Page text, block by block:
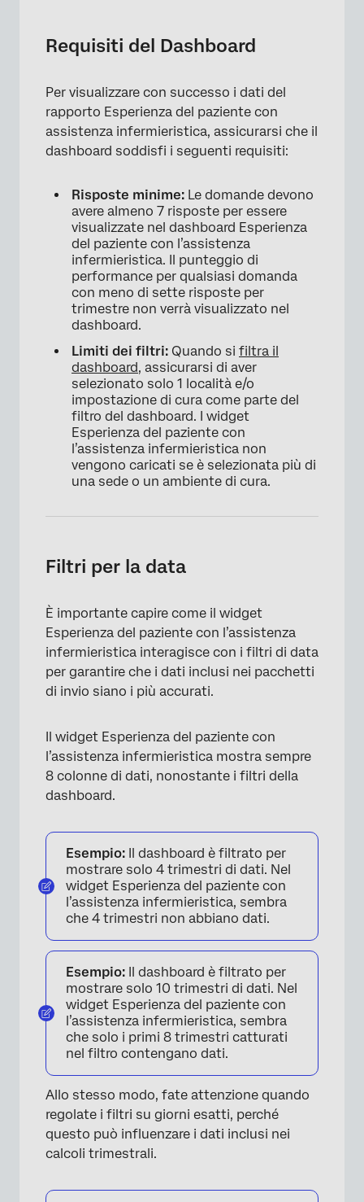
×
Requisiti del Dashboard
Per visualizzare con successo i dati del
rapporto Esperienza del paziente con
assistenza infermieristica, assicurarsi che il
dashboard soddisfi i seguenti requisiti:
Risposte minime: Le domande devono
avere almeno 7 risposte per essere
visualizzate nel dashboard Esperienza
del paziente con l’assistenza
infermieristica. Il punteggio di
performance per qualsiasi domanda
con meno di sette risposte per
trimestre non verrà visualizzato nel
dashboard.
Limiti dei filtri: Quando si filtra il
dashboard, assicurarsi di aver
selezionato solo 1 località e/o
impostazione di cura come parte del
filtro del dashboard. I widget
Esperienza del paziente con
l’assistenza infermieristica non
vengono caricati se è selezionata più di
una sede o un ambiente di cura.
Filtri per la data
È importante capire come il widget
Esperienza del paziente con l’assistenza
infermieristica interagisce con i filtri di data
per garantire che i dati inclusi nei pacchetti
di invio siano i più accurati.
Il widget Esperienza del paziente con
l’assistenza infermieristica mostra sempre
8 colonne di dati, nonostante i filtri della
dashboard.
Esempio: Il dashboard è filtrato per
mostrare solo 4 trimestri di dati. Nel
widget Esperienza del paziente con
l’assistenza infermieristica, sembra
che 4 trimestri non abbiano dati.
Esempio: Il dashboard è filtrato per
mostrare solo 10 trimestri di dati. Nel
widget Esperienza del paziente con
l’assistenza infermieristica, sembra
che solo i primi 8 trimestri catturati
nel filtro contengano dati.
Allo stesso modo, fate attenzione quando
regolate i filtri su giorni esatti, perché
questo può influenzare i dati inclusi nei
calcoli trimestrali.